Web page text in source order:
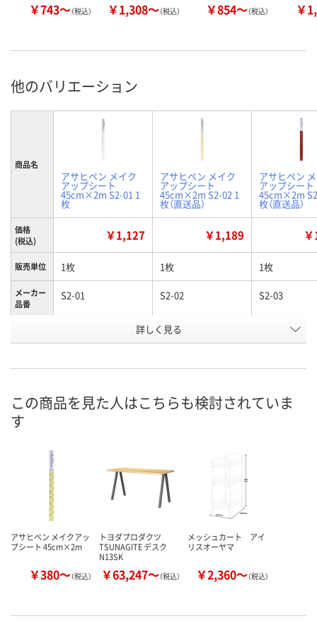
￥743～（税込） ￥1,308～（税込） ￥854～（税込） ￥
他のバリエーション
商品名
アサヒペン メイク
アップシート
45cm×2m S2-01 1
枚
アサヒペン メイク
アップシート
45cm×2m S2-02 1
枚（直送品）
アサヒペン
アップシート
45cm×2m
枚（直送品）
価格
(税込)
￥1,127 ￥1,189
販売単位 1枚 1枚 1枚
メーカー
品番
S2-01 S2-02 S2-03
X924342 X924345
8月24日（月）
カゴへ
詳しく見る
この商品を見た人はこちらも検討されていま
す
アサヒペン メイクアッ
プシート 45cm×2m
￥380～（税込）
トヨダプロダクツ
TSUNAGITE デスク
N13SK
￥63,247～（税込）
メッシュカート アイ
リスオーヤマ
￥2,360～（税込）